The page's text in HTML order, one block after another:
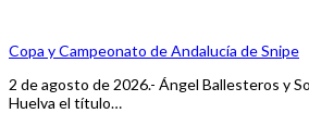
Copa y Campeonato de Andalucía de Snipe
2 de agosto de 2026.- Ángel Ballesteros y
Huelva el título…